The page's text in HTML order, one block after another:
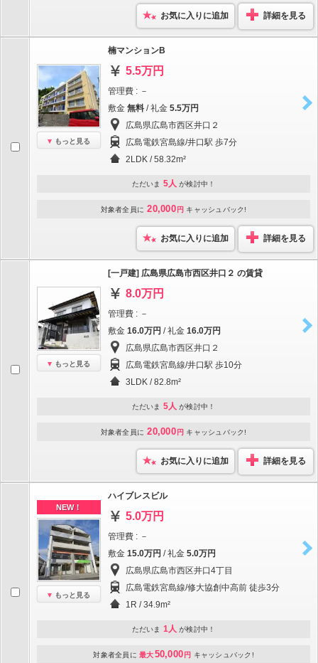
お気に入りに追加 詳細を見る
もっと見る
楠マンションB
5.5万円
管理費 : －
敷金 無料 / 礼金 5.5万円
広島県広島市西区井口２
広島電鉄宮島線/井口駅 歩7分
2LDK / 58.32m²
ただいま 5人 が検討中！
対象者全員に 20,000 円 キャッシュバック!
お気に入りに追加 詳細を見る
もっと見る
[一戸建] 広島県広島市西区井口２ の賃貸
8.0万円
管理費 : －
敷金 16.0万円 / 礼金 16.0万円
広島県広島市西区井口２
広島電鉄宮島線/井口駅 歩10分
3LDK / 82.8m²
ただいま 5人 が検討中！
対象者全員に 20,000 円 キャッシュバック!
お気に入りに追加 詳細を見る
NEW！
もっと見る
ハイブレスビル
5.0万円
管理費 : －
敷金 15.0万円 / 礼金 5.0万円
広島県広島市西区井口4丁目
広島電鉄宮島線/修大協創中高前 徒歩3分
1R / 34.9m²
ただいま 1人 が検討中！
対象者全員に 最大50,000 円 キャッシュバック!